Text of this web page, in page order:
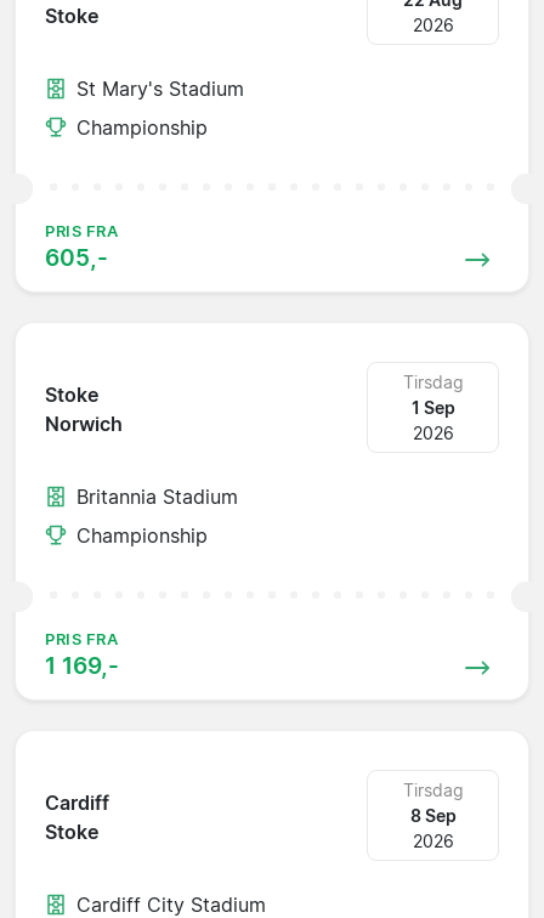
Stoke
2026
St Mary's Stadium
Championship
PRIS FRA
605,-
Stoke
Norwich
Tirsdag
1 Sep
2026
Britannia Stadium
Championship
PRIS FRA
1 169,-
Cardiff
Stoke
Tirsdag
8 Sep
2026
Cardiff City Stadium